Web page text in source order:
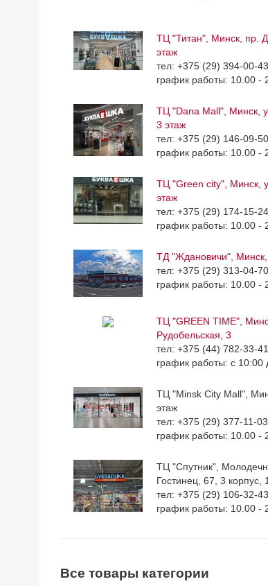
ТЦ "Титан", Минск, пр.
этаж
тел: +375 (29) 394-00-43
график работы: 10.00 -
ТЦ "Dana Mall", Минск,
3 этаж
тел: +375 (29) 146-09-50
график работы: 10.00 -
ТЦ "Green city", Минск,
этаж
тел: +375 (29) 174-15-24
график работы: 10.00 -
ТД "Ждановичи",
тел: +375 (29) 313-04-70
график работы: 10.00 -
ТЦ "GREEN TIME",
Рудобельская, 3
тел: +375 (44) 782-33-41
график работы: с 10:00
ТЦ "Minsk City Mall",
этаж
тел: +375 (29) 377-11-03
график работы: 10.00 -
ТЦ "Спутник",
Гостинец, 67, 3 корпус,
тел: +375 (29) 106-32-43
график работы: 10.00 -
Все товары категории